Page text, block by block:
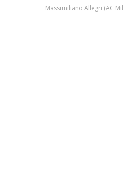
Massimiliano Allegri (AC